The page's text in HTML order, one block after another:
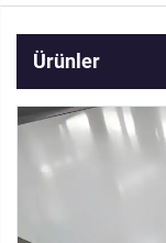
Ürünler